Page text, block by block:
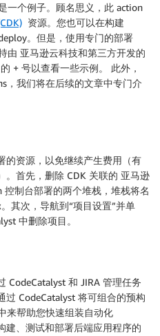
一个例子。顾名思义，此 action
资源。您也可以在构建
。但是，使用专门的部署
由 亚马逊云科技和第三方开发的
+ 号以查看一些示例。 此外，
，我们将在后续的文章中专门介
的资源，以免继续产生费用（有
。首先，删除 CDK 关联的 亚马逊
制台部署的两个堆栈，堆栈将名
其次，导航到“项目设置”并单
中删除项目。
CodeCatalyst 和 JIRA 管理任务
过 CodeCatalyst 将可组合的预构
来帮助您快速组装自动化
、测试和部署后端应用程序的